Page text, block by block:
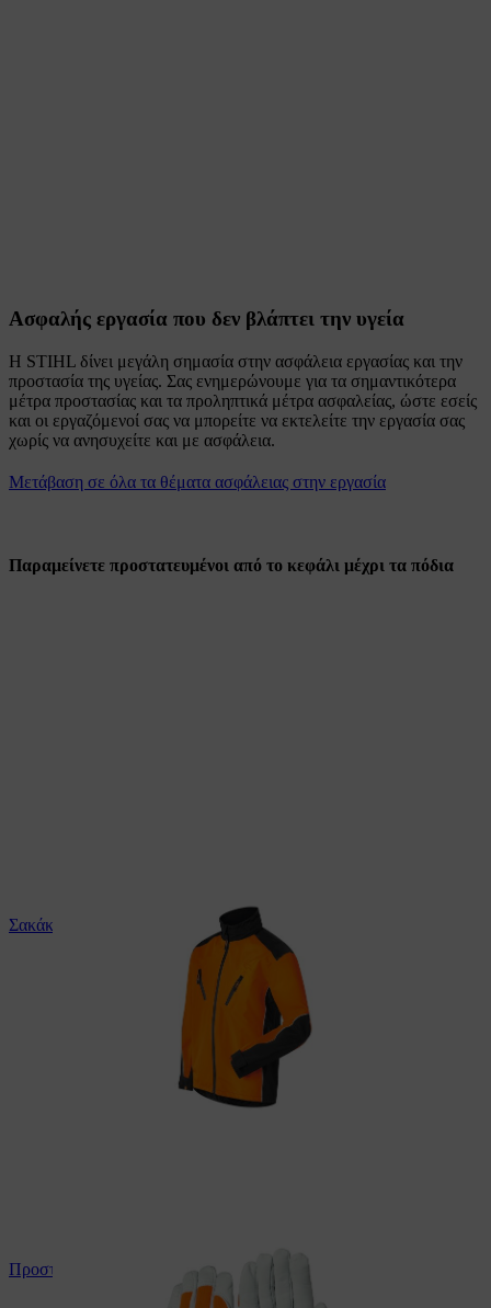
Ασφαλής εργασία που δεν βλάπτει την υγεία
Η STIHL δίνει μεγάλη σημασία στην ασφάλεια εργασίας και την
προστασία της υγείας. Σας ενημερώνουμε για τα σημαντικότερα
μέτρα προστασίας και τα προληπτικά μέτρα ασφαλείας, ώστε εσείς
και οι εργαζόμενοί σας να μπορείτε να εκτελείτε την εργασία σας
χωρίς να ανησυχείτε και με ασφάλεια.
Μετάβαση σε όλα τα θέματα ασφάλειας στην εργασία
Παραμείνετε προστατευμένοι από το κεφάλι μέχρι τα πόδια
Σακάκι προστασίας από τον καιρό STIHL
Προστατευτικά γάντια εργασίας STIHL